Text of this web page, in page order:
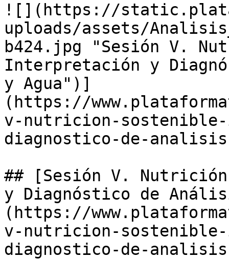
![](https://
uploads/assets/
b424.jpg "Sesión V.
Interpretación y
y Agua")]
(https://
v-nutricion-
diagnostico-de-
## [Sesión V.
y Diagnóstico de
(https://
v-nutricion-
diagnostico-de-